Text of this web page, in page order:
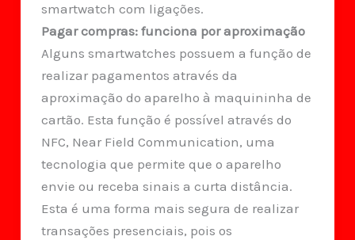
smartwatch com ligações.
Pagar compras: funciona por aproximação
Alguns smartwatches possuem a função de
realizar pagamentos através da
aproximação do aparelho à maquininha de
cartão. Esta função é possível através do
NFC, Near Field Communication, uma
tecnologia que permite que o aparelho
envie ou receba sinais a curta distância.
Esta é uma forma mais segura de realizar
transações presenciais, pois os